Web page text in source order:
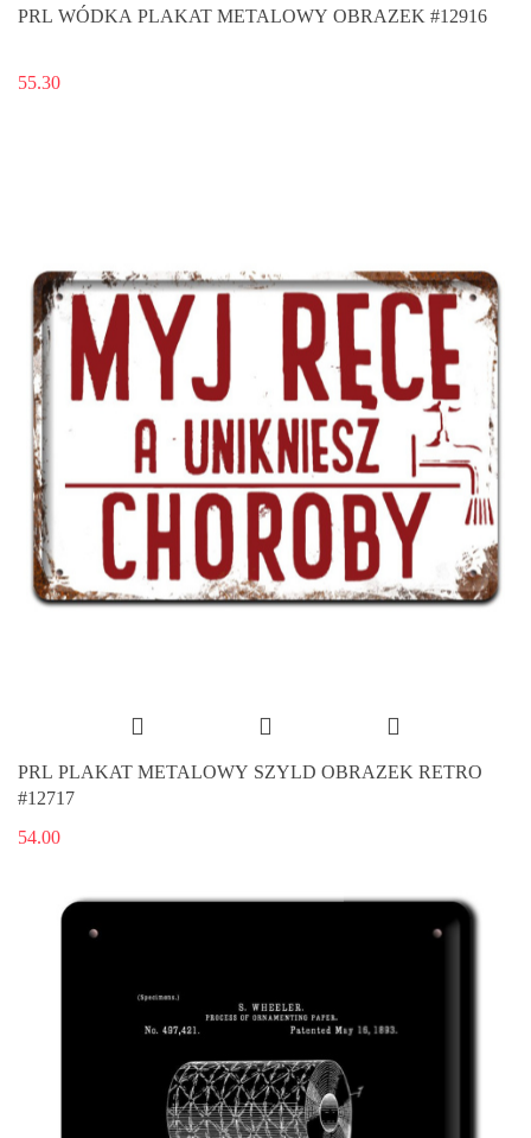
PRL WÓDKA PLAKAT METALOWY OBRAZEK #12916
55.30
PRL PLAKAT METALOWY SZYLD OBRAZEK RETRO
#12717
54.00